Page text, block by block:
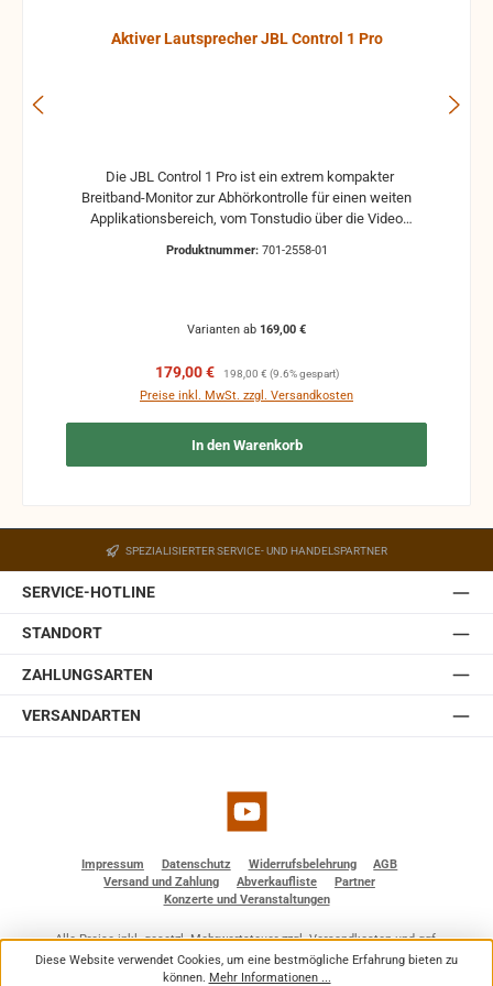
Aktiver Lautsprecher JBL Control 1 Pro
Breitband-Monitor zur Abhörkontrolle für einen weiten
Applikationsbereich, vom Tonstudio über die Video
ist bei der JBL Control 1 mit einer Magnet-Abschirmung
direkter Nähe von Video-Monitoren betrieben werden
kann, ohne unliebsame Bildstörungen zu verursachen.
Das Gehäuse der JBL Control 1 Pro besteht aus
hochverdichtetem Polypropylenschaum, der hohe
Resonanzarmut ermöglicht. Ein umfangreiches Angebot
an optionalem Montagezubehör erlaubt Wandmontage
Der Halter ist mit einem Kugelgelenk ausgestattet,
welches in der Wandplatte des Halters eingebaut ist.
Somit lässt sich die JBL Control 1 Pro auch ohne optionale
Zubehörteile einfach und schnell installieren. Sie ist
Produktnummer: 701-2558-01
Varianten ab 169,00 €
Verkaufspreis:
179,00 € Regulärer Preis:
198,00 € (9.6% gespart)
Preise inkl. MwSt. zzgl. Versandkosten
In den Warenkorb
SPEZIALISIERTER SERVICE- UND HANDELSPARTNER
SERVICE-HOTLINE
STANDORT
ZAHLUNGSARTEN
VERSANDARTEN
YouTube
Impressum Datenschutz Widerrufsbelehrung
AGB
Versand und Zahlung
Abverkaufliste
Partner
Konzerte und Veranstaltungen
Alle Preise inkl. gesetzl. Mehrwertsteuer zzgl.Versandkostenund ggf.
Nachnahmegebühren, wenn nicht anders angegeben.
© 2026 BF - Dienstleistungen - Alle Rechte vorbehalten. Theme by
Diese Website verwendet Cookies, um eine bestmögliche Erfahrung bieten zu
können. Mehr Informationen ...